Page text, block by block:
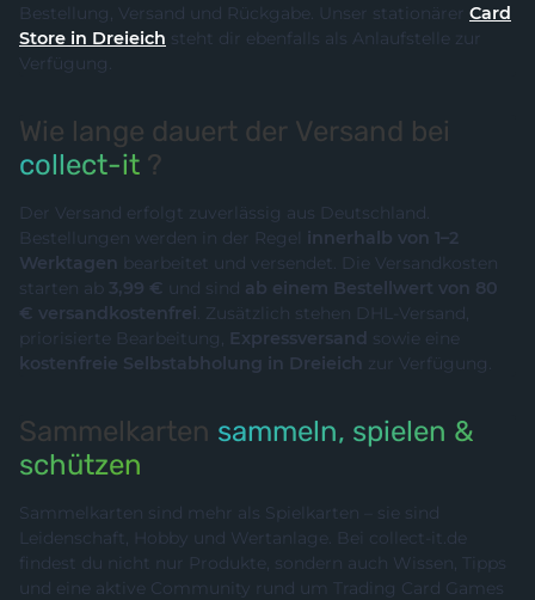
Bestellung, Versand und Rückgabe. Unser stationärer Card
Store in Dreieich steht dir ebenfalls als Anlaufstelle zur
Verfügung.
Wie lange dauert der Versand bei
collect-it ?
Der Versand erfolgt zuverlässig aus Deutschland.
Bestellungen werden in der Regel innerhalb von 1–2
Werktagen bearbeitet und versendet. Die Versandkosten
starten ab 3,99 € und sind ab einem Bestellwert von 80
€ versandkostenfrei. Zusätzlich stehen DHL-Versand,
priorisierte Bearbeitung, Expressversand sowie eine
kostenfreie Selbstabholung in Dreieich zur Verfügung.
Sammelkarten sammeln, spielen &
schützen
Sammelkarten sind mehr als Spielkarten – sie sind
Leidenschaft, Hobby und Wertanlage. Bei collect-it.de
findest du nicht nur Produkte, sondern auch Wissen, Tipps
und eine aktive Community rund um Trading Card Games